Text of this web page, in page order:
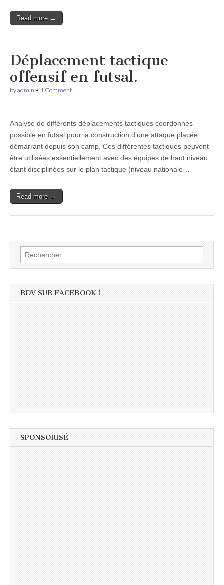
Read more →
Déplacement tactique
offensif en futsal.
byadmin • 1 Comment
Analyse de différents déplacements tactiques coordonnés
possible en futsal pour la construction d’une attaque placée
démarrant depuis son camp. Ces différentes tactiques peuvent
être utilisées essentiellement avec des équipes de haut niveau
étant disciplinées sur le plan tactique (niveau nationale…
Read more →
Rechercher :
RDV SUR FACEBOOK !
SPONSORISÉ